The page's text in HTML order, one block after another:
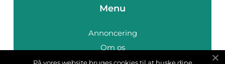
Menu
Annoncering
Om os
Cookies